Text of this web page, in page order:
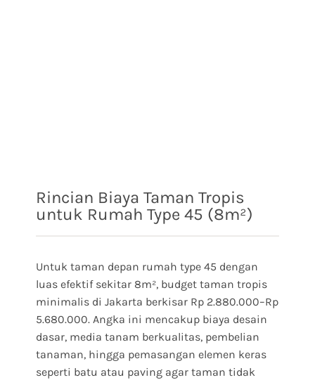
Rincian Biaya Taman Tropis
untuk Rumah Type 45 (8m²)
Untuk taman depan rumah type 45 dengan
luas efektif sekitar 8m², budget taman tropis
minimalis di Jakarta berkisar Rp 2.880.000–Rp
5.680.000. Angka ini mencakup biaya desain
dasar, media tanam berkualitas, pembelian
tanaman, hingga pemasangan elemen keras
seperti batu atau paving agar taman tidak